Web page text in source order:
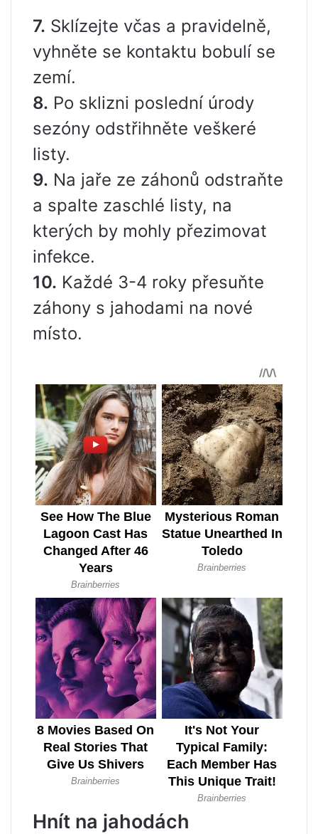
7. Sklízejte včas a pravidelně,
vyhněte se kontaktu bobulí se
zemí.
8. Po sklizni poslední úrody
sezóny odstřihněte veškeré
listy.
9. Na jaře ze záhonů odstraňte
a spalte zaschlé listy, na
kterých by mohly přezimovat
infekce.
10. Každé 3-4 roky přesuňte
záhony s jahodami na nové
místo.
Hnít na jahodách